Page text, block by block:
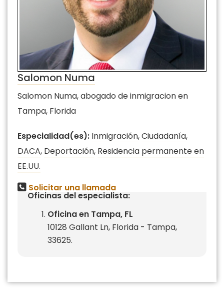
Salomon Numa
Salomon Numa, abogado de inmigracion en
Tampa, Florida
Especialidad(es): Inmigración,Ciudadanía,
DACA, Deportación, Residencia permanente en
EE.UU.
Solicitar una llamada
Oficinas del especialista:
Oficina en Tampa, FL
10128 Gallant Ln, Florida - Tampa,
33625.